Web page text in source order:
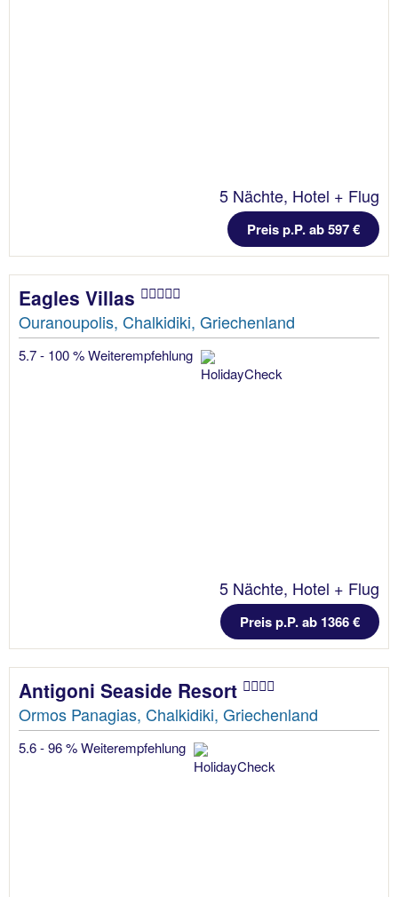
5 Nächte, Hotel + Flug
Preis p.P. ab 597 €
Eagles Villas
Ouranoupolis, Chalkidiki, Griechenland
5.7 - 100 % Weiterempfehlung
5 Nächte, Hotel + Flug
Preis p.P. ab 1366 €
Antigoni Seaside Resort
Ormos Panagias, Chalkidiki, Griechenland
5.6 - 96 % Weiterempfehlung